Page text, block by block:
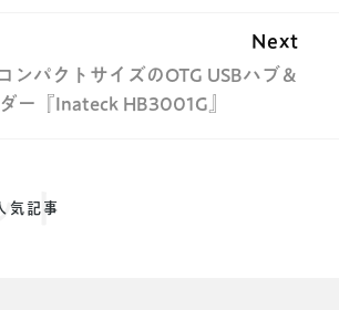
Next
ンパクトサイズのOTG USBハブ＆
ー『Inateck HB3001G』
ト
気記事